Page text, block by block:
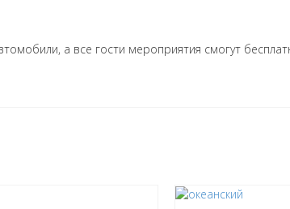
а все гости мероприятия смогут